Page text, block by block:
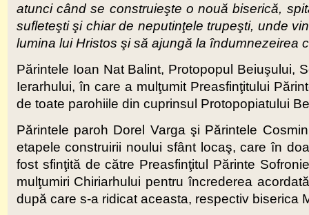
atunci când se construieşte o nouă biserică,
sufleteşti şi chiar de neputinţele trupeşti, unde
lumina lui Hristos şi să ajungă la îndumnezeirea
Părintele Ioan Nat Balint, Protopopul Beiuşului,
Ierarhului, în care a mulţumit Preasfinţitului
de toate parohiile din cuprinsul Protopopiatului
Părintele paroh Dorel Varga şi Părintele
etapele construirii noului sfânt locaş, care în
fost sfinţită de către Preasfinţitul Părinte
mulţumiri Chiriarhului pentru încrederea
după care s-a ridicat aceasta, respectiv biserica